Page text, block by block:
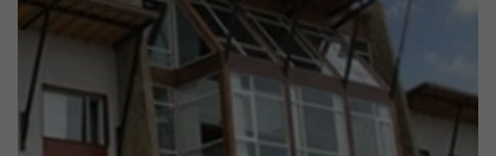
Especialistas
Cheque Viagem